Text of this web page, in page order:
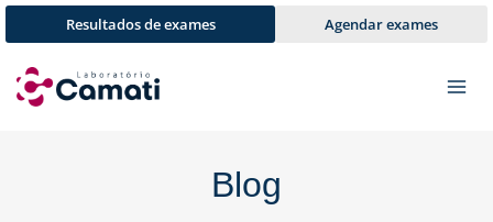
Pular
para
Conteúdo
Resultados de exames Agendar exames
Blog